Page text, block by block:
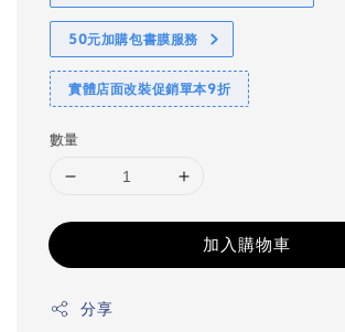
50元加購包書膜服務
實體店面改裝促銷單本9折
數量
加入購物車
分享